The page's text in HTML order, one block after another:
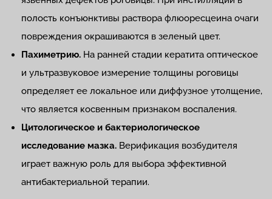
полость конъюнктивы раствора флюоресцеина очаги
повреждения окрашиваются в зеленый цвет.
Пахиметрию. На ранней стадии кератита оптическое
и ультразвуковое измерение толщины роговицы
определяет ее локальное или диффузное утолщение,
что является косвенным признаком воспаления.
Цитологическое и бактериологическое
исследование мазка. Верификация возбудителя
играет важную роль для выбора эффективной
антибактериальной терапии.